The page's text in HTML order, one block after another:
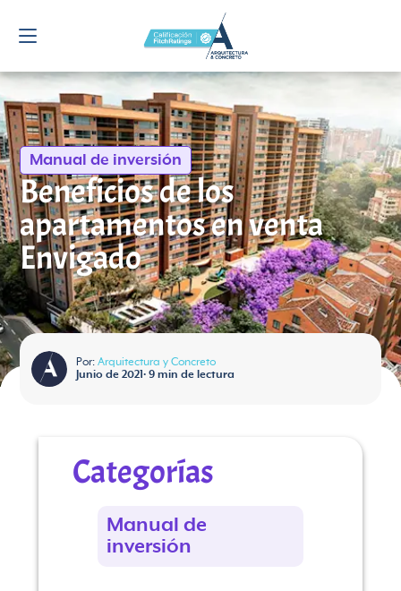
Manual de inversión
Beneficios de los
apartamentos en venta
Envigado
Por: Arquitectura y Concreto
Junio de 2021• 9min de lectura
Categorías
Manual de
inversión